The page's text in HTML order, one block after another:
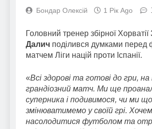
Бондар Олексій 1 Рік Ago
Головний тренер збірної Хорватії
Далич поділився думками перед
матчем Ліги націй проти Іспанії.
«Всі здорові та готові до гри, на
грандіозний матч. Ми ще
суперника і подивимося, чи ми
змінюватимемо у своїй грі.
насолодитися футболом та